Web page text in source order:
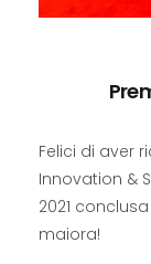
Felici di aver
Innovation &
2021
maiora!